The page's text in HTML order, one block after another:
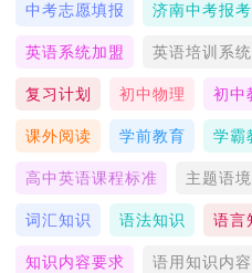
中考志愿填报 济南中考报考
英语系统加盟 英语培训系统
复习计划 初中物理 初中
课外阅读 学前教育 学霸
高中英语课程标准 主题语境
词汇知识 语法知识 语言
知识内容要求 语用知识内